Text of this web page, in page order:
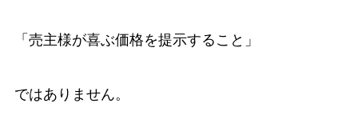
「売主様が喜ぶ価格を提示すること」
ではありません。